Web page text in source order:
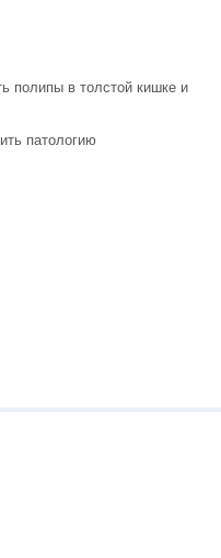
полипы в толстой кишке и
патологию